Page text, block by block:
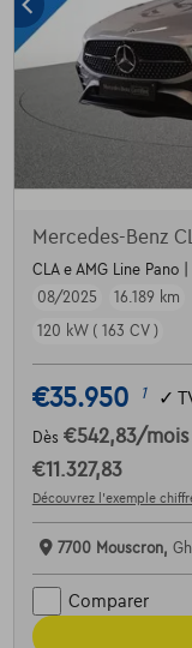
Mercedes-Benz
CLA e AMG Line Pano
08/2025
16.189 km
120 kW ( 163 CV )
€35.950 1 ✓
Dès €542,83/mois
€11.327,83
Découvrez l’exemple
7700 Mouscron,
Comparer